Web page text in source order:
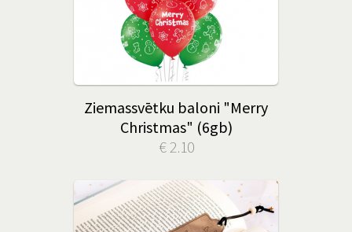
Ziemassvētku baloni "Merry
Christmas" (6gb)
€ 2.10